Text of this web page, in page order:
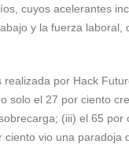
cuyos acelerantes
y la fuerza laboral,
por Hack
solo el 27 por ciento
(iii) el 65 por
vio una paradoja